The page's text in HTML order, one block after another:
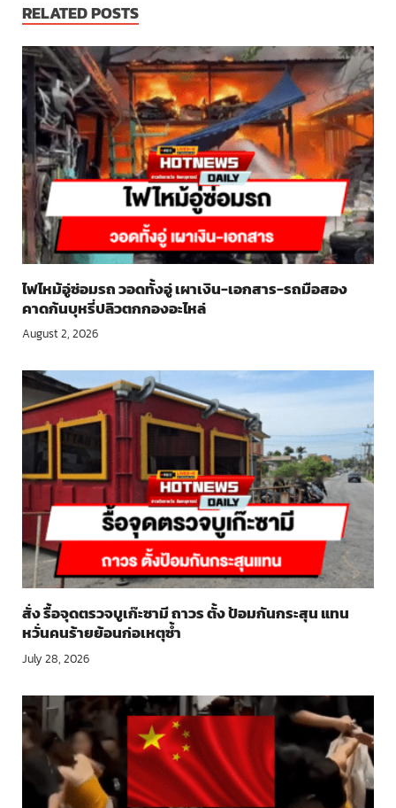
RELATED POSTS
ไฟไหม้อู่ซ่อมรถ วอดทั้งอู่ เผาเงิน-เอกสาร-รถมือสอง
คาดก้นบุหรี่ปลิวตกกองอะไหล่
August 2, 2026
สั่ง รื้อจุดตรวจบูเก๊ะซามี ถาวร ตั้ง ป้อมกันกระสุน แทน
หวั่นคนร้ายย้อนก่อเหตุซ้ำ
July 28, 2026